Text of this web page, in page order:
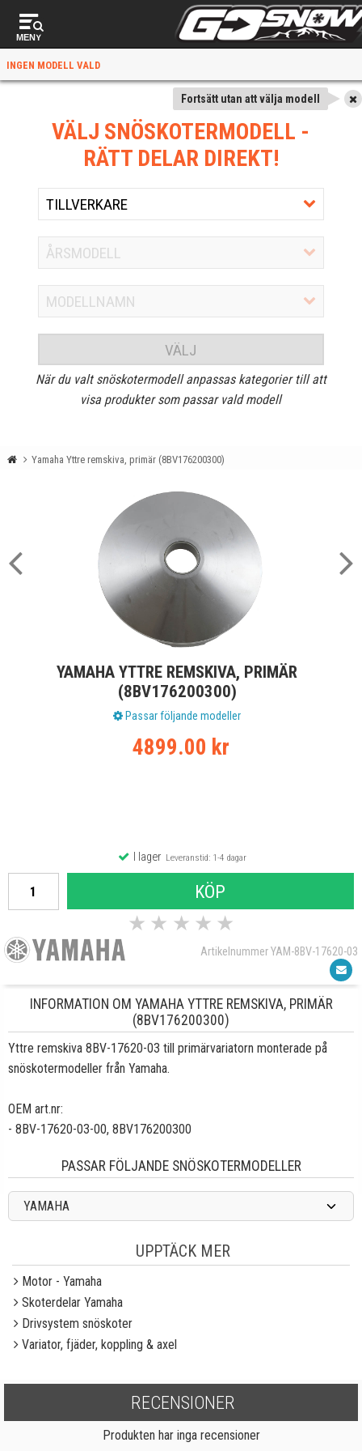
MENY
INGEN MODELL VALD
Fortsätt utan att välja modell
VÄLJ SNÖSKOTERMODELL -
RÄTT DELAR DIREKT!
VÄLJ
När du valt snöskotermodell anpassas kategorier till att
visa produkter som passar vald modell
Yamaha Yttre remskiva, primär (8BV176200300)
YAMAHA YTTRE REMSKIVA, PRIMÄR
(8BV176200300)
Passar följande modeller
4899.00 kr
I lagerLeveranstid: 1-4 dagar
KÖP
★ ★ ★ ★ ★
Artikelnummer YAM-8BV-17620-03
INFORMATION OM YAMAHA YTTRE REMSKIVA, PRIMÄR
(8BV176200300)
Yttre remskiva 8BV-17620-03 till primärvariatorn monterade på
snöskotermodeller från Yamaha.
OEM art.nr:
- 8BV-17620-03-00, 8BV176200300
PASSAR FÖLJANDE SNÖSKOTERMODELLER
YAMAHA
UPPTÄCK MER
Motor - Yamaha
Skoterdelar Yamaha
Drivsystem snöskoter
Variator, fjäder, koppling & axel
RECENSIONER
Produkten har inga recensioner